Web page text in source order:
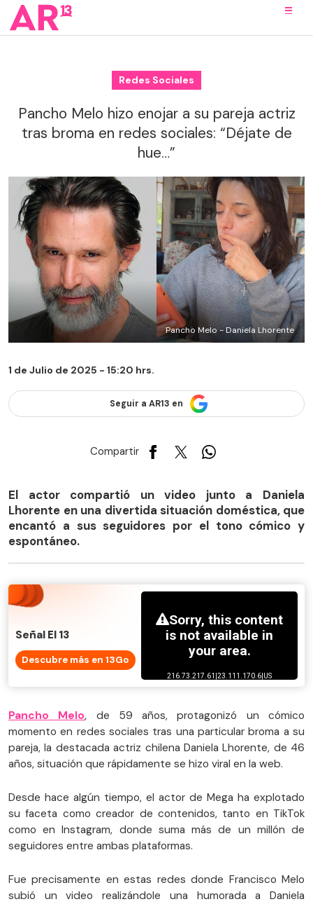
Redes Sociales
Pancho Melo hizo enojar a su pareja actriz
tras broma en redes sociales: “Déjate de
hue…”
Pancho Melo - Daniela Lhorente
1 de Julio de 2025 - 15:20 hrs.
Seguir a AR13 en
Compartir
El actor compartió un video junto a Daniela
Lhorente en una divertida situación doméstica, que
encantó a sus seguidores por el tono cómico y
espontáneo.
Señal El 13
Descubre más en 13Go
Pancho Melo, de 59 años, protagonizó un cómico
momento en redes sociales tras una particular broma a su
pareja, la destacada actriz chilena Daniela Lhorente, de 46
años, situación que rápidamente se hizo viral en la web.
Desde hace algún tiempo, el actor de Mega ha explotado
su faceta como creador de contenidos, tanto en TikTok
como en Instagram, donde suma más de un millón de
seguidores entre ambas plataformas.
Fue precisamente en estas redes donde Francisco Melo
subió un video realizándole una humorada a Daniela